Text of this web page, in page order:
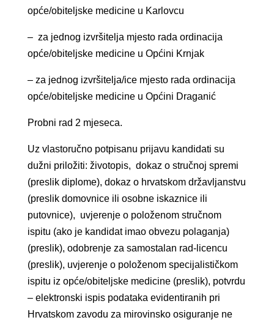
opće/obiteljske medicine u Karlovcu
– za jednog izvršitelja mjesto rada ordinacija
opće/obiteljske medicine u Općini Krnjak
– za jednog izvršitelja/ice mjesto rada ordinacija
opće/obiteljske medicine u Općini Draganić
Probni rad 2 mjeseca.
Uz vlastoručno potpisanu prijavu kandidati su
dužni priložiti: životopis, dokaz o stručnoj spremi
(preslik diplome), dokaz o hrvatskom državljanstvu
(preslik domovnice ili osobne iskaznice ili
putovnice), uvjerenje o položenom stručnom
ispitu (ako je kandidat imao obvezu polaganja)
(preslik), odobrenje za samostalan rad-licencu
(preslik), uvjerenje o položenom specijalističkom
ispitu iz opće/obiteljske medicine (preslik), potvrdu
– elektronski ispis podataka evidentiranih pri
Hrvatskom zavodu za mirovinsko osiguranje ne